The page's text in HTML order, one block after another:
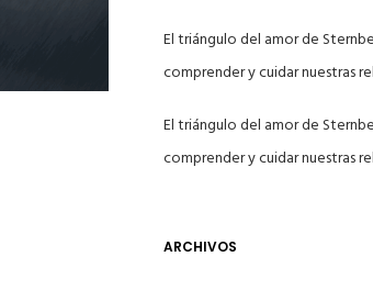
El triángulo del amor de
comprender y cuidar nuestras
El triángulo del amor de
comprender y cuidar nuestras
ARCHIVOS